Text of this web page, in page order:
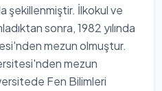
şekillenmiştir. İlkokul ve
sonra, 1982 yılında
mezun olmuştur.
mezun
Fen Bilimleri